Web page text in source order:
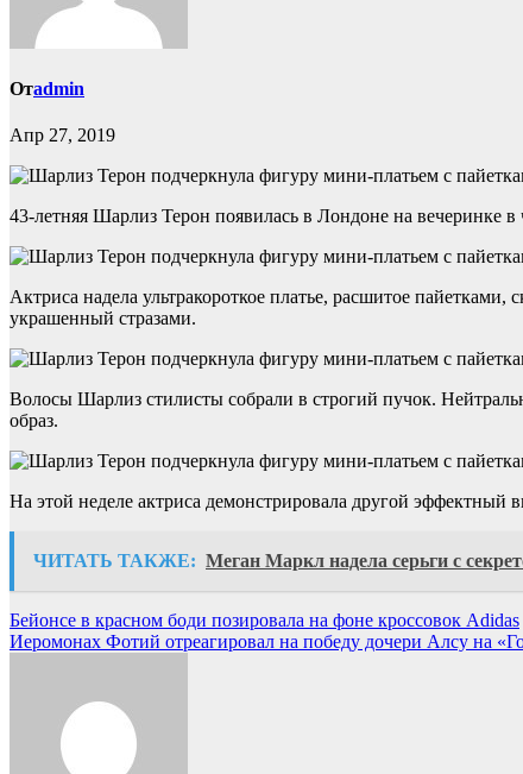
Отadmin
Апр 27, 2019
43-летняя Шарлиз Терон появилась в Лондоне на вечеринке
Актриса надела ультракороткое платье, расшитое
украшенный стразами.
Волосы Шарлиз стилисты собрали в строгий пучок.
образ.
На этой неделе актриса демонстрировала другой эффектный
ЧИТАТЬ ТАКЖЕ: Меган Маркл надела серьги с
Навигация
по
Бейонсе в красном боди позировала на фоне кроссовок Adidas
Иеромонах Фотий отреагировал на победу дочери Алсу на